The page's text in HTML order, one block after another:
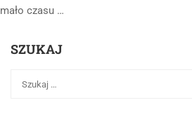
mało czasu …
SZUKAJ